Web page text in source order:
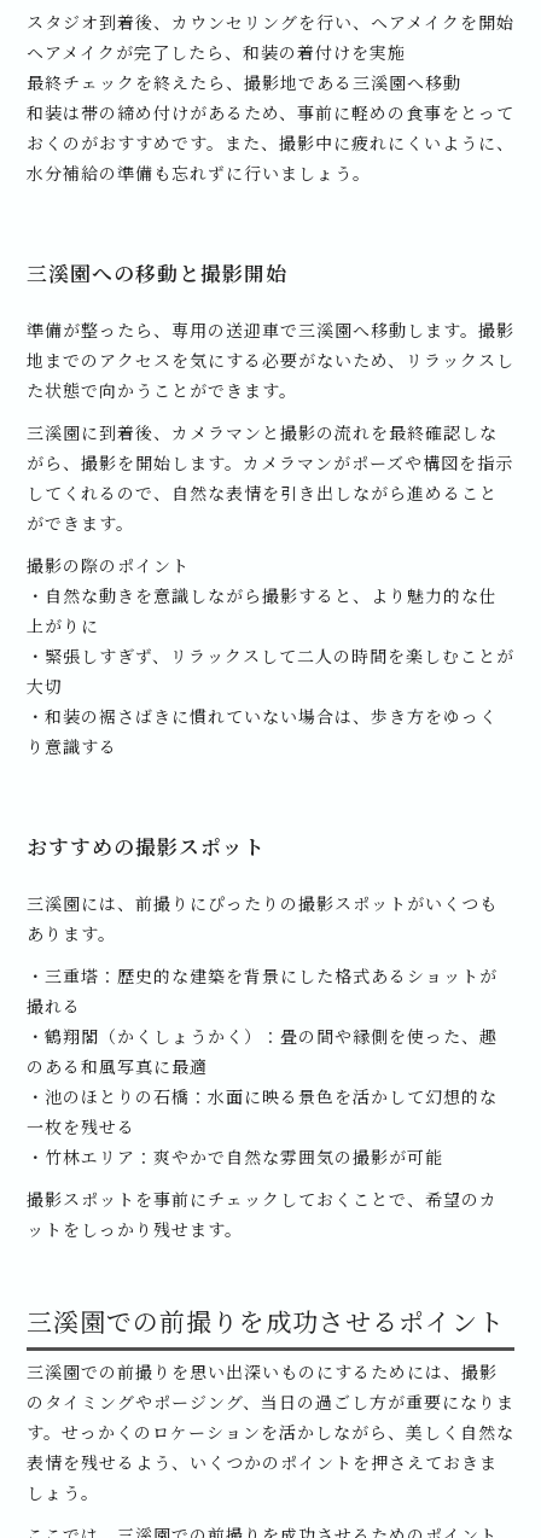
スタジオ到着後、カウンセリングを行い、ヘアメイクを開始
ヘアメイクが完了したら、和装の着付けを実施
最終チェックを終えたら、撮影地である三溪園へ移動
和装は帯の締め付けがあるため、事前に軽めの食事をとって
おくのがおすすめです。また、撮影中に疲れにくいように、
水分補給の準備も忘れずに行いましょう。
三溪園への移動と撮影開始
準備が整ったら、専用の送迎車で三溪園へ移動します。撮影
地までのアクセスを気にする必要がないため、リラックスし
た状態で向かうことができます。
三溪園に到着後、カメラマンと撮影の流れを最終確認しな
がら、撮影を開始します。カメラマンがポーズや構図を指示
してくれるので、自然な表情を引き出しながら進めること
ができます。
撮影の際のポイント
・自然な動きを意識しながら撮影すると、より魅力的な仕
上がりに
・緊張しすぎず、リラックスして二人の時間を楽しむことが
大切
・和装の裾さばきに慣れていない場合は、歩き方をゆっく
り意識する
おすすめの撮影スポット
三溪園には、前撮りにぴったりの撮影スポットがいくつも
あります。
・三重塔：歴史的な建築を背景にした格式あるショットが
撮れる
・鶴翔閣（かくしょうかく）：畳の間や縁側を使った、趣
のある和風写真に最適
・池のほとりの石橋：水面に映る景色を活かして幻想的な
一枚を残せる
・竹林エリア：爽やかで自然な雰囲気の撮影が可能
撮影スポットを事前にチェックしておくことで、希望のカ
ットをしっかり残せます。
三溪園での前撮りを成功させるポイント
三溪園での前撮りを思い出深いものにするためには、撮影
のタイミングやポージング、当日の過ごし方が重要になりま
す。せっかくのロケーションを活かしながら、美しく自然な
表情を残せるよう、いくつかのポイントを押さえておきま
しょう。